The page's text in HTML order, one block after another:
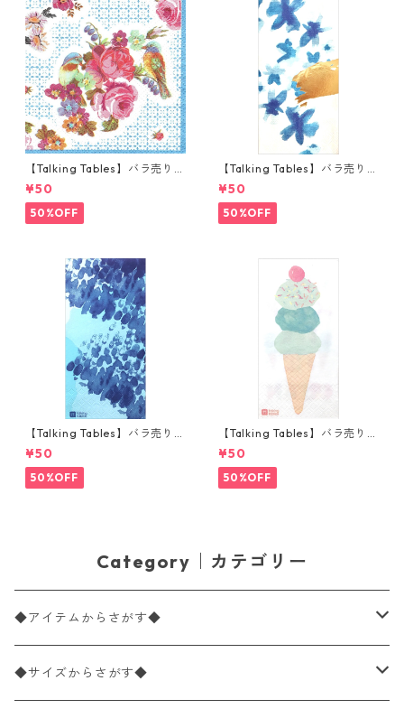
【Talking Tables】バラ売り1
枚 ポケットサイズ ペーパーナ
プキン TRULY ブルー
¥50
50%OFF
【Talking Tables】バラ売り1
枚 ランチサイズ ペーパーナプ
キン FLUORESCENT FLORAL
ブルー
¥50
50%OFF
【Talking Tables】バラ売り1
枚 ランチサイズ ペーパーナプ
キン COASTAL ブルー
¥50
50%OFF
【Talking Tables】バラ売り1
枚 ランチサイズ ペーパーナプ
キン WE LOVE ICE CREAM ホ
ワイト
¥50
50%OFF
Category｜カテゴリー
◆アイテムからさがす◆
ペーパーナプキン2枚バラ売り
◆サイズからさがす◆